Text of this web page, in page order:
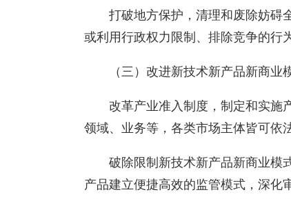
打破地方保护，清理和废除妨碍
或利用行政权力限制、排除竞争的行
（三）改进新技术新产品新商业
改革产业准入制度，制定和实施
领域、业务等，各类市场主体皆可依
破除限制新技术新产品新商业模
产品建立便捷高效的监管模式，深化